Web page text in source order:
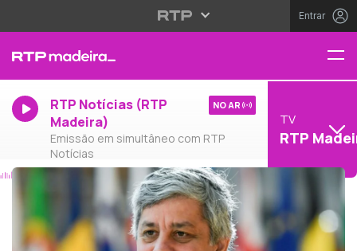
Entrar
RTP Notícias (RTP
Madeira)
Emissão em simultâneo com RTP
Notícias
NO AR
TV
RTP